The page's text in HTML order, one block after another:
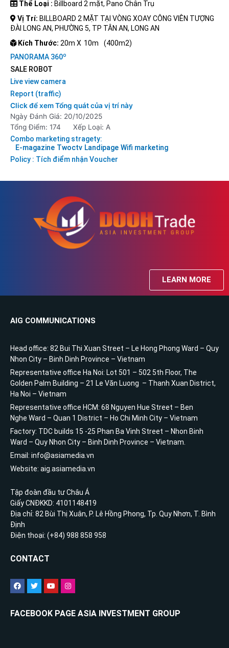
Thể Loại : Billboard 2 mặt, Pano Chân Trụ
Vị Trí: BILLBOARD 2 MẶT TẠI VÒNG XOAY CÔNG VIÊN TƯỢNG
ĐÀI LONG AN, PHƯỜNG 5, TP TÂN AN, LONG AN
Kích Thước: 20m X 10m
(400m2)
PANORAMA 360o
SALE ROBOT
Live view camera
Report (traffic)
Click để xem Tổng quát của vị trí này
Ngày Đánh Giá: 20/10/2025
Tổng Điểm: 174
Xếp Loại: A
Combo marketing stragety:
E-magazine Twoctv Landipage Wifi marketing
Policy : Tích điểm nhận Voucher
LEARN MORE
AIG COMMUNICATIONS
Head office: 82 Bui Thi Xuan Street – Le Hong Phong Ward – Quy
Nhon City – Binh Dinh Province – Vietnam
Representative office Ha Noi: Lot 501 – 502 5th Floor, The
Golden Palm Building – 21 Le Văn Luong – Thanh Xuan District,
Ha Noi – Vietnam
Representative office HCM: 68 Nguyen Hue Street – Ben
Nghe Ward – Quan 1 District – Ho Chi Minh City – Vietnam
Factory: TDC builds 15 -25 Phan Ba Vinh Street – Nhon Binh
Ward – Quy Nhon City – Binh Dinh Province – Vietnam.
Email: info@asiamedia.vn
Website: aig.asiamedia.vn
Tập đoàn đầu tư Châu Á
Giấy CNĐKKD: 4101148419
Địa chỉ: 82 Bùi Thị Xuân, P. Lê Hồng Phong, Tp. Quy Nhơn, T. Bình
Định
Điện thoại: (+84) 988 858 958
CONTACT
FACEBOOK PAGE ASIA INVESTMENT GROUP